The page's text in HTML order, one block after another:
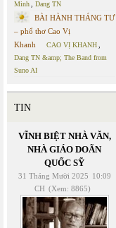
Minh
Dang TN
BÀI HÀNH THÁNG TƯ
– phổ thơ Cao Vị
Khanh
CAO VỊ KHANH
Dang TN &amp; The Band from
Suno AI
TIN
VĨNH BIỆT NHÀ VĂN,
NHÀ GIÁO DOÃN
QUỐC SỸ
31 Tháng Mười 2025 10:09
CH (Xem: 8865)